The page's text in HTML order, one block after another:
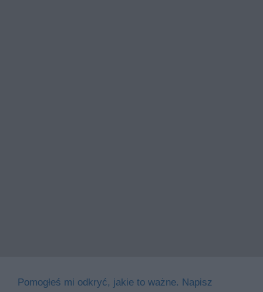
Pomogłeś mi odkryć, jakie to ważne. Napisz